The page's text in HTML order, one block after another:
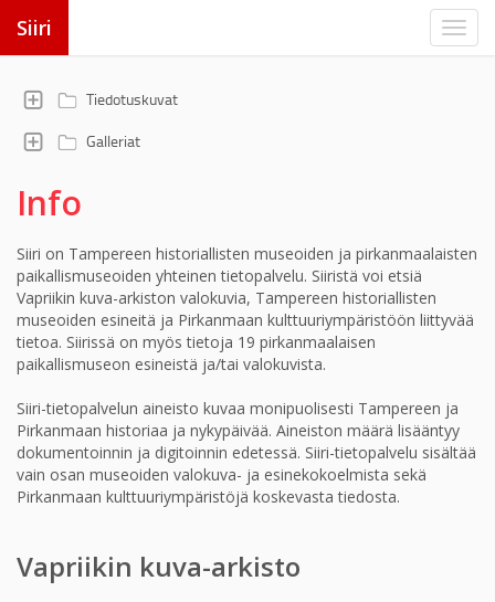
Siiri
Tiedotuskuvat
Galleriat
Info
Siiri on Tampereen historiallisten museoiden ja pirkanmaalaisten
paikallismuseoiden yhteinen tietopalvelu. Siiristä voi etsiä
Vapriikin kuva-arkiston valokuvia, Tampereen historiallisten
museoiden esineitä ja Pirkanmaan kulttuuriympäristöön liittyvää
tietoa. Siirissä on myös tietoja 19 pirkanmaalaisen
paikallismuseon esineistä ja/tai valokuvista.
Siiri-tietopalvelun aineisto kuvaa monipuolisesti Tampereen ja
Pirkanmaan historiaa ja nykypäivää. Aineiston määrä lisääntyy
dokumentoinnin ja digitoinnin edetessä. Siiri-tietopalvelu sisältää
vain osan museoiden valokuva- ja esinekokoelmista sekä
Pirkanmaan kulttuuriympäristöjä koskevasta tiedosta.
Vapriikin kuva-arkisto